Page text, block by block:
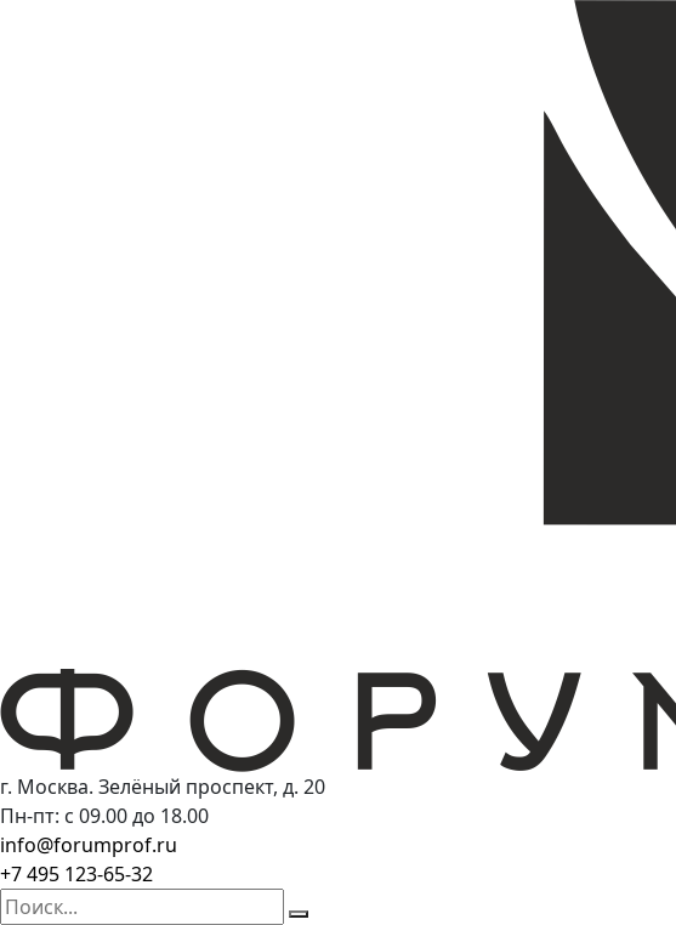
г. Москва. Зелёный проспект, д. 20
Пн-пт: с 09.00 до 18.00
info@forumprof.ru
+7 495 123-65-32